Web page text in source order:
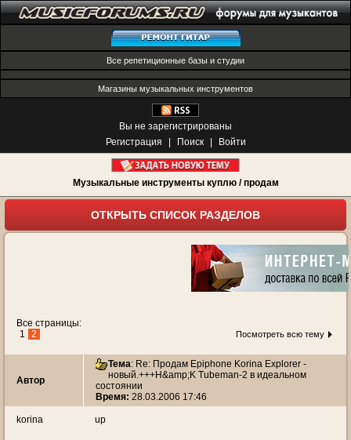
Все репетиционные базы и студии
Магазины музыкальных инструментов
Вы не зарегистрированы
Регистрация
Поиск Войти
Музыкальные инструменты куплю / продам
ОТКРЫТЬ СПИСОК РАЗДЕЛОВ
Все страницы:
1
2 Посмотреть всю тему
Автор
Тема: Re: Продам Epiphone Korina Explorer -
новый.+++H&amp;K Tubeman-2 в идеальном
состоянии
Время: 28.03.2006 17:46
korina up